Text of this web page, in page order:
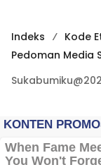
Indeks Kode
Pedoman Media